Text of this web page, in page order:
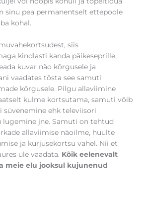
sinu pea permanentselt ettepoole
kohal.
siis
kindlasti kanda päikeseprille,
kuvar näo kõrgusele ja
vaadates tõsta see samuti
kõrgusele. Pilgu allaviimine
kulme kortsutama, samuti võib
süvenemine ehk televiisori
lugemine jne. Samuti on tehtud
allaviimise näoilme, huulte
ja kurjusekortsu vahel. Nii et
üle vaadata. Kõik eelenevalt
meie elu jooksul kujunenud